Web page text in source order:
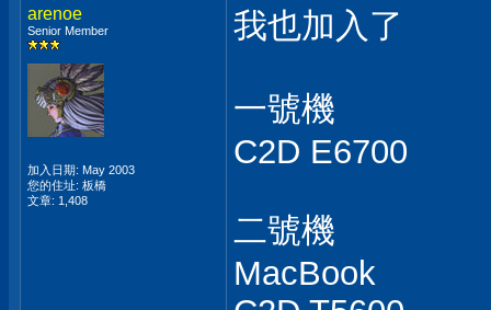
arenoe
Senior Member
加入日期: May 2003
您的住址: 板橋
文章: 1,408
我也加入了
一號機
C2D E6700
二號機
MacBook